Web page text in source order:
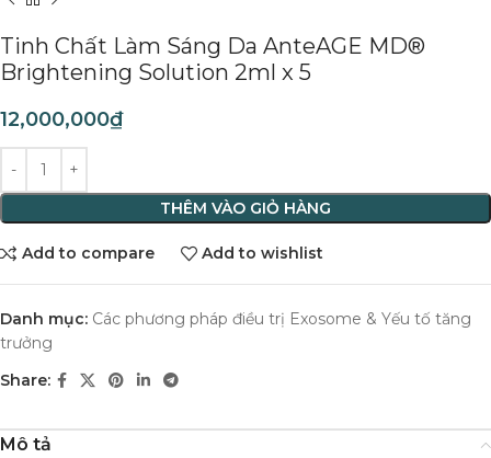
Tinh Chất Làm Sáng Da AnteAGE MD®
Brightening Solution 2ml x 5
12,000,000₫
THÊM VÀO GIỎ HÀNG
Add to compare Add to wishlist
Danh mục: Các phương pháp điều trị Exosome & Yếu tố tăng
trưởng
Share:
Mô tả